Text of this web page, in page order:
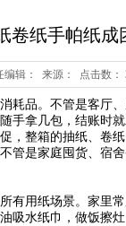
卷纸手帕纸成
编辑： 来源： 点击数：
耗品。不管是客厅
手拿几包，结账时
，整箱的抽纸、卷
管是家庭囤货、宿
有用纸场景。家里
吸水纸巾，做饭擦